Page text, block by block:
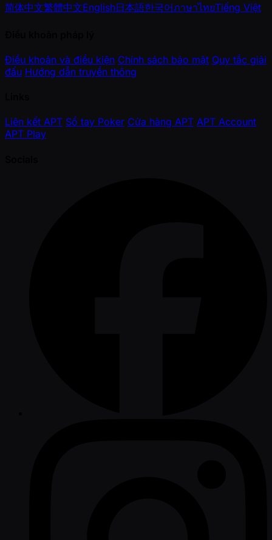
简体中文繁體中文English日本語한국어ภาษาไทยTiếng Việt
Điều khoản và điều kiện Chính sách bảo mật Quy tắc giải
đấu Hướng dẫn truyền thông
Liên kết APT Sổ tay Poker Cửa hàng APT APT Account
APT Play